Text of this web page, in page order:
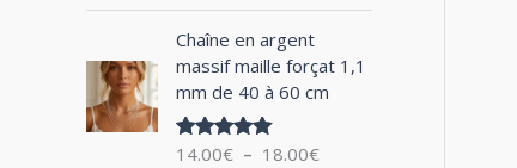
:
e
r
i
Chaîne en argent
massif maille forçat 1,1
mm de 40 à 60 cm
Note5.00
14.00€ – 18.00€
a
g
d